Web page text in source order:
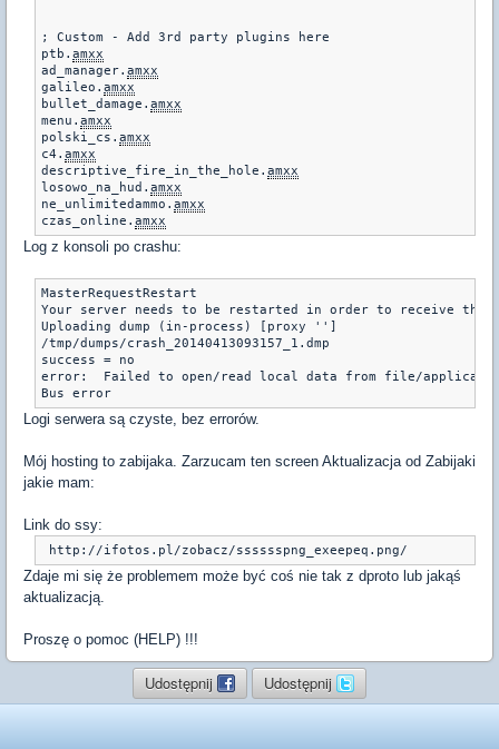
; Custom - Add 3rd party plugins here
ptb. amxx
ad_manager. amxx
galileo. amxx
bullet_damage. amxx
menu. amxx
polski_cs. amxx
c4. amxx
descriptive_fire_in_the_hole. amxx
losowo_na_hud. amxx
ne_unlimitedammo. amxx
czas_online. amxx
Log z konsoli po crashu:
MasterRequestRestart
Your server needs to be restarted in order to receive the
Uploading dump (in-process) [proxy '']
/tmp/dumps/crash_20140413093157_1.dmp
success = no
error:  Failed to open/read local data from file/
Bus error
Logi serwera są czyste, bez errorów.
Mój hosting to zabijaka. Zarzucam ten screen Aktualizacja od Zabijaki
jakie mam:
Link do ssy:
http://ifotos.pl/zobacz/sssssspng_exeepeq.png/
Zdaje mi się że problemem może być coś nie tak z dproto lub jakąś
aktualizacją.
Proszę o pomoc (HELP) !!!
Udostępnij Udostępnij